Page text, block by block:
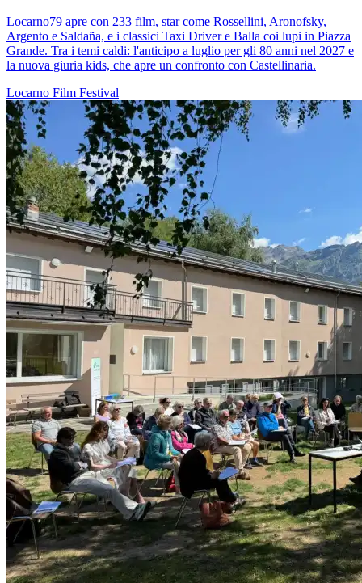
Locarno79 apre con 233 film, star come Rossellini, Aronofsky,
Argento e Saldaña, e i classici Taxi Driver e Balla coi lupi in Piazza
Grande. Tra i temi caldi: l'anticipo a luglio per gli 80 anni nel 2027 e
la nuova giuria kids, che apre un confronto con Castellinaria.
Locarno Film Festival